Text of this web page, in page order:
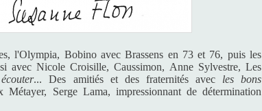
l'Olympia, Bobino avec Brassens en 73 et 76, puis les
avec Nicole Croisille, Caussimon, Anne Sylvestre, Les
... Des amitiés et des fraternités avec les bons
Serge Lama, impressionnant de détermination